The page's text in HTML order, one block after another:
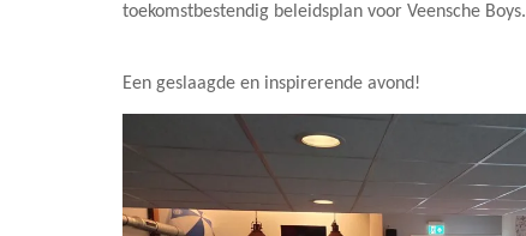
toekomstbestendig beleidsplan voor Veensche Boys.
Een geslaagde en inspirerende avond!